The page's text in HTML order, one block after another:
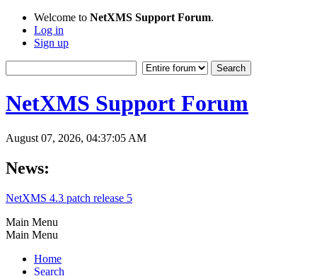
Welcome to NetXMS Support Forum.
Log in
Sign up
NetXMS Support Forum
August 07, 2026, 04:37:05 AM
News:
NetXMS 4.3 patch release 5
Main Menu
Main Menu
Home
Search